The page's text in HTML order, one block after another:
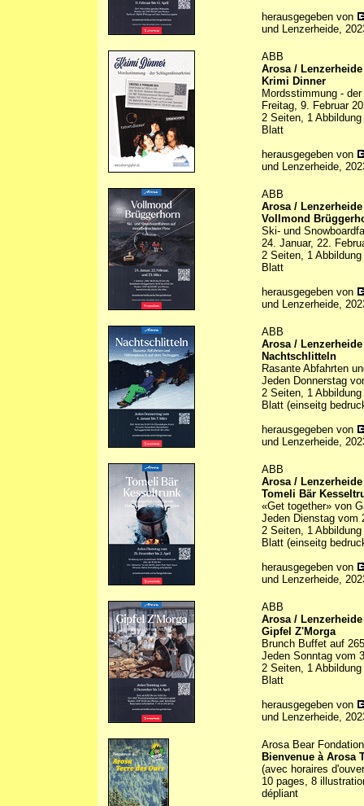
herausgegeben von
und Lenzerheide,
ABB
Arosa / Lenzerheide
Krimi Dinner
Mordsstimmung -
Freitag, 9. Februar
2 Seiten, 1
Blatt
herausgegeben von
und Lenzerheide,
ABB
Arosa / Lenzerheide
Vollmond
Ski- und
24. Januar, 22.
2 Seiten, 1
Blatt
herausgegeben von
und Lenzerheide,
ABB
Arosa / Lenzerheide
Nachtschlitteln
Rasante Abfahrten
Jeden Donnerstag
2 Seiten, 1
Blatt (einseitg
herausgegeben von
und Lenzerheide,
ABB
Arosa / Lenzerheide
Tomeli Bär
«Get together» von
Jeden Dienstag vom
2 Seiten, 1
Blatt (einseitg
herausgegeben von
und Lenzerheide,
ABB
Arosa / Lenzerheide
Gipfel Z'Morga
Brunch Buffet auf
Jeden Sonntag vom
2 Seiten, 1
Blatt
herausgegeben von
und Lenzerheide,
Arosa Bear Fondation
Bienvenue à Arosa
(avec horaires
10 pages, 8
dépliant